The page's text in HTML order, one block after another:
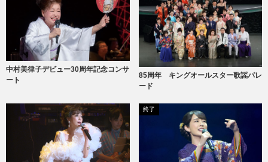
中村美律子デビュー30周年記念コンサ
ート
85周年 キングオールスター歌謡パレ
ード
終了